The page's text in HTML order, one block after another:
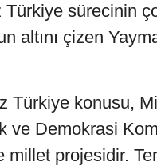
Türkiye sürecinin
altını çizen
Türkiye konusu,
ve Demokrasi
millet projesidir.